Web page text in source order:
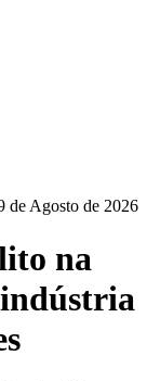
de Agosto de 2026
na